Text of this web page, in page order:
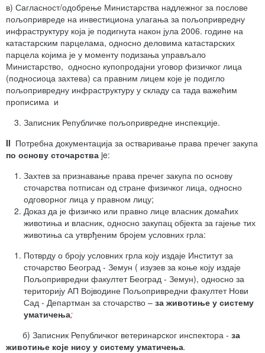
в) Сагласност/одобрење Министарства надлежног за послове
пољопривреде на инвестициона улагања за пољопривредну
инфраструктуру која је подигнута након јула 2006. године на
катастарским парцелама, односно деловима катастарских
парцела којима је у моменту подизања управљало
Министарство, односно купопродајни уговор физичког лица
(подносиоца захтева) са правним лицем које је подигло
пољопривредну инфраструктуру у складу са тада важећим
прописима и
Записник Републичке пољопривредне инспекције.
II Потребна документација за остваривање права пречег закупа
по основу сточарства je:
Захтев за признавање права пречег закупа по основу
сточарства потписан од стране физичког лица, односно
одговорног лица у правном лицу;
Доказ да је физичко или правно лице власник домаћих
животиња и власник, односно закупац објекта за гајење тих
животиња са утврђеним бројем условних грла:
Потврду о броју условних грла коју издаје Институт за
сточарство Београд - Земун ( изузев за коње коју издаје
Пољопривредни факултет Београд - Земун), односно за
територију АП Војводине Пољопривредни факултет Нови
Сад - Департман за сточарство – за животиње у систему
уматичења;
б) Записник Републичког ветеринарског инспектора - за
животиње које нису у систему уматичења.